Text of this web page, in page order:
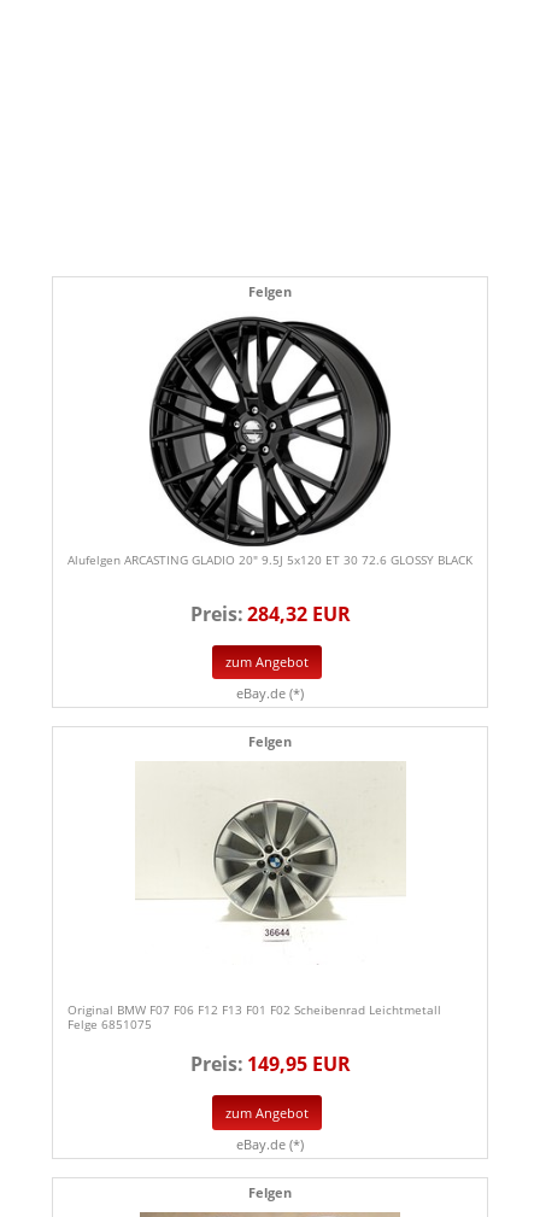
Felgen
Alufelgen ARCASTING GLADIO 20" 9.5J 5x120 ET 30 72.6 GLOSSY BLACK
Preis:284,32 EUR
zum Angebot
eBay.de (*)
Felgen
Original BMW F07 F06 F12 F13 F01 F02 Scheibenrad Leichtmetall
Felge 6851075
Preis: 149,95 EUR
zum Angebot
eBay.de (*)
Felgen